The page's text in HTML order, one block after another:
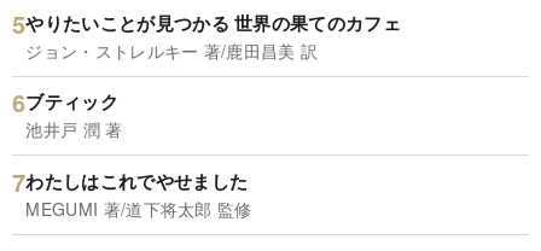
やりたいことが見つかる 世界の果てのカフェ
ジョン・ストレルキー 著/鹿田昌美 訳
ブティック
池井戸 潤 著
わたしはこれでやせました
MEGUMI 著/道下将太郎 監修